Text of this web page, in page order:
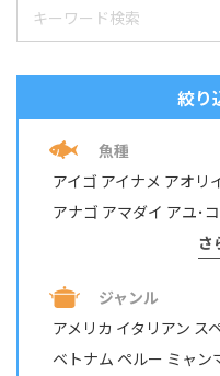
絞り
魚種
アイゴ アイナメ アオリ
アナゴ アマダイ アユ･
イシダイ・イシガキダイ
オイカワ・カワムツ・モ
カツオ カマス カレイカ
キジハタ・アコウキス
さ
ジャンル
アメリカ イタリアン ス
ベトナム ペルー ミャン